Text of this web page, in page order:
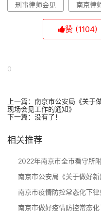
刑事律师会见 南京律
赞 (1104)
0
上一篇： 南京市公安局《关于
现场会见工作的通知》
下一篇：没有了！
相关推荐
2022年南京市全市看守所
南京市疫情防控常态化下